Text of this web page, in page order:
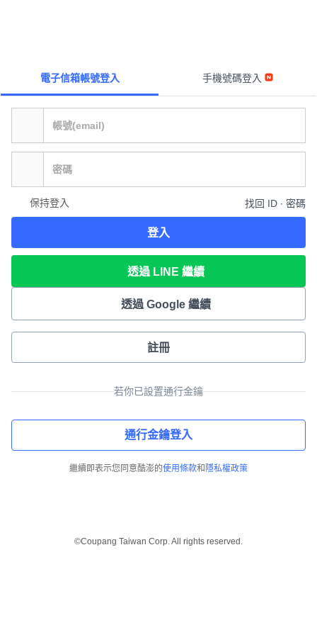
電子信箱帳號登入 手機號碼登入
保持登入 找回 ID ∙ 密碼
登入
透過 LINE 繼續
透過 Google 繼續
註冊
若你已設置通行金鑰
通行金鑰登入
繼續即表示您同意酷澎的使用條款和 隱私權政策
©Coupang Taiwan Corp. All rights reserved.